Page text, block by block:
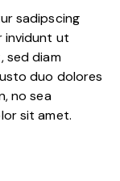
sadipscing
invidunt ut
sed diam
duo dolores
no sea
sit amet.